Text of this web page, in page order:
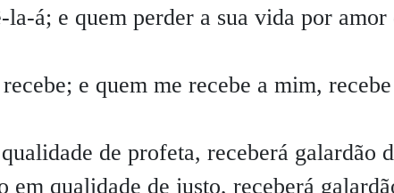
á; e quem perder a sua vida por amor
e quem me recebe a mim, recebe
de profeta, receberá galardão
em qualidade de justo, receberá